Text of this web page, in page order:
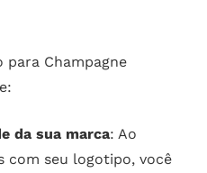
para Champagne
da sua marca: Ao
com seu logotipo, você